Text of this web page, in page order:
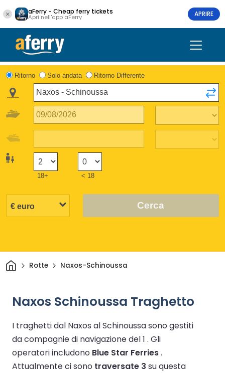
aFerry - Cheap ferry tickets
Apri nell'app aFerry APRIRE
Ritorno Solo andata Ritorno Differente
18+ < 18
Cerca
CasaRotte Naxos-Schinoussa
Naxos Schinoussa Traghetto
I traghetti dal Naxos al Schinoussa sono gestiti
da compagnie di navigazione del 1 . Gli
operatori includono Blue Star Ferries.
Attualmente ci sono traversate 3 su questa